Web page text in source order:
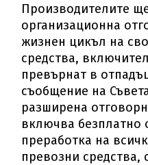
Производителите
организационна
жизнен цикъл на
средства,
превърнат в
съобщение на
разширена
включва безплатно
преработка на
превозни средства,